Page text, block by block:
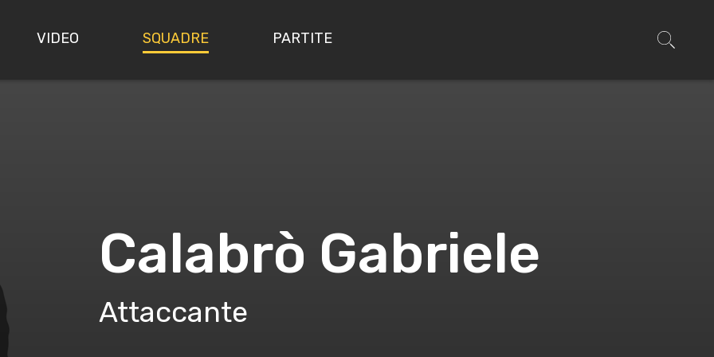
VIDEO SQUADRE PARTITE
Calabrò Gabriele
Attaccante